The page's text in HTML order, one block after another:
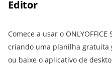
Editor
Comece a usar o
criando uma planilha gratuita
ou baixe o aplicativo de